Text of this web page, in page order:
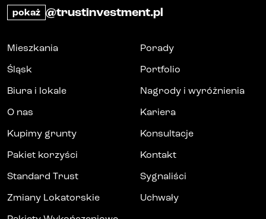
pokaż @trustinvestment.pl
Mieszkania
Śląsk
Biura i lokale
O nas
Kupimy grunty
Pakiet korzyści
Standard Trust
Zmiany Lokatorskie
Porady
Portfolio
Nagrody i wyróżnienia
Kariera
Konsultacje
Kontakt
Sygnaliści
Uchwały